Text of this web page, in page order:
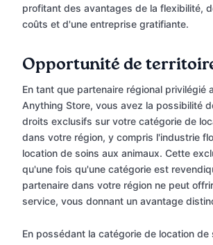
profitant des avantages de la flexibilité,
coûts et d'une entreprise gratifiante.
Opportunité de
En tant que partenaire régional privilégié
Anything Store, vous avez la possibilité
droits exclusifs sur votre catégorie de
dans votre région, y compris l'industrie
location de soins aux animaux. Cette
qu'une fois qu'une catégorie est
partenaire dans votre région ne peut
service, vous donnant un avantage
En possédant la catégorie de location de